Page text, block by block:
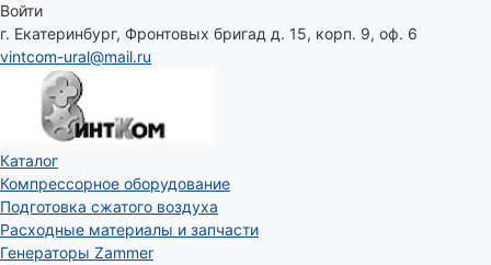
Войти
г. Екатеринбург, Фронтовых бригад д. 15, корп. 9, оф. 6
vintcom-ural@mail.ru
Каталог
Компрессорное оборудование
Подготовка сжатого воздуха
Расходные материалы и запчасти
Генераторы Zammer